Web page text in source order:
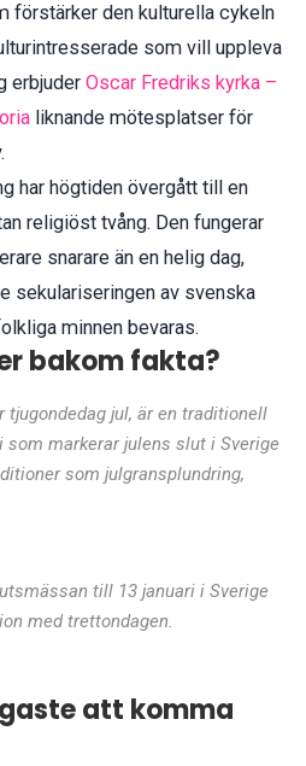
förstärker den kulturella cykeln
som vill uppleva
erbjuder Oscar Fredriks kyrka –
liknande mötesplatser för
har högtiden övergått till en
religiöst tvång. Den fungerar
snarare än en helig dag,
sekulariseringen av svenska
minnen bevaras.
bakom fakta?
tjugondedag jul, är en traditionell
som markerar julens slut i Sverige
som julgransplundring,
till 13 januari i Sverige
med trettondagen.
att komma